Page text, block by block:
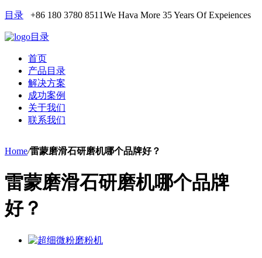
目录 +86 180 3780 8511We Hava More 35 Years Of Expeiences
目录
首页
产品目录
解决方案
成功案例
关于我们
联系我们
Home/雷蒙磨滑石研磨机哪个品牌好？
雷蒙磨滑石研磨机哪个品牌
好？